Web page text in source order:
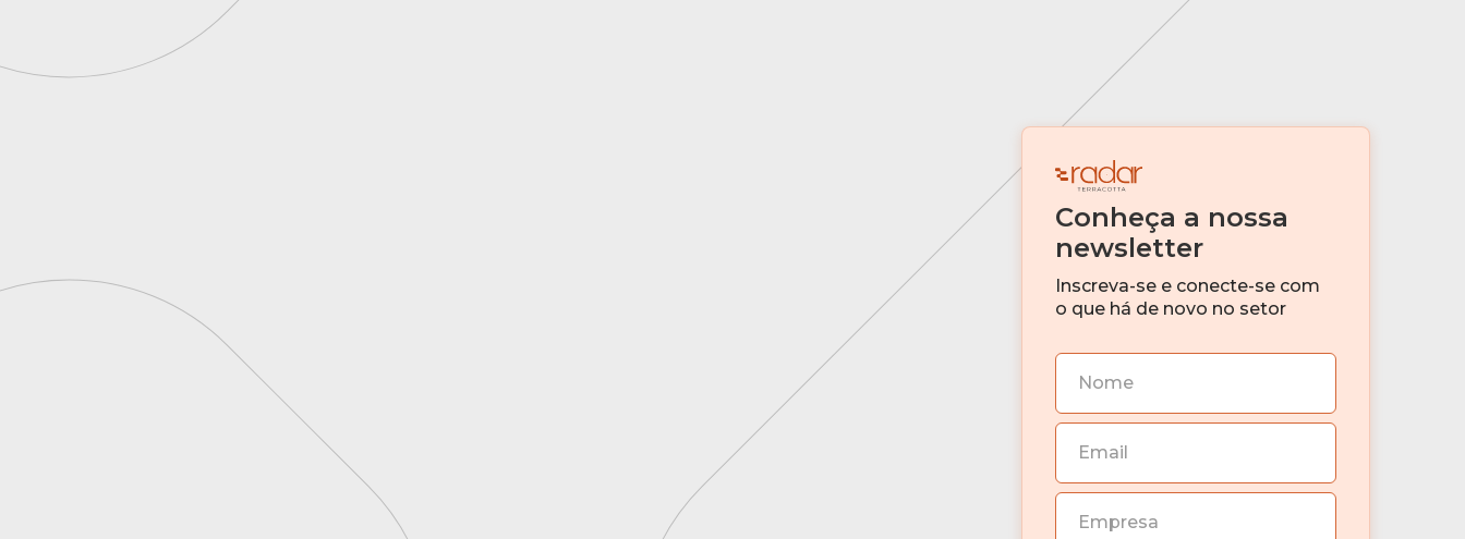
Canteiro Digital
IA
Investimento imobiliário
Conheça a nossa
newsletter
Inscreva-se e conecte-se com
o que há de novo no setor